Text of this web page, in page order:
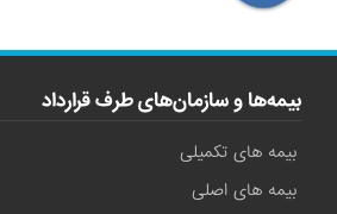
بیمه‌ها و سازمان‌های طرف قرارداد
بیمه های تکمیلی
بیمه های اصلی